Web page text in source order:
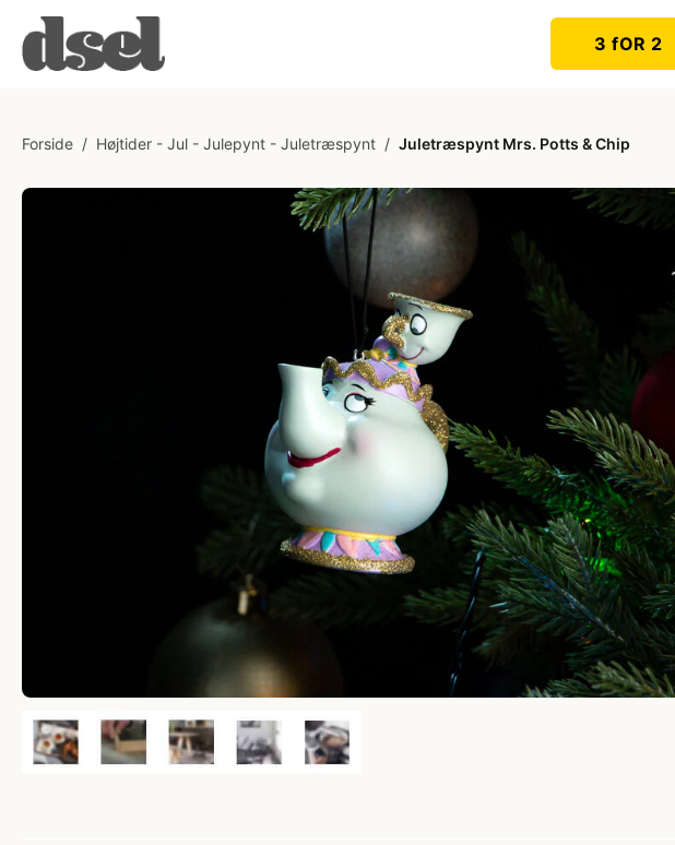
3 fOR 2
Forside / Højtider - Jul - Julepynt - Juletræspynt / Juletræspynt Mrs. Potts & Chip